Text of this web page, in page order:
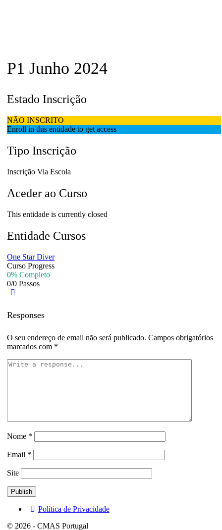
P1 Junho 2024
Estado Inscrição
NÃO INSCRITO
Enroll in this entidade to get access
Tipo Inscrição
Inscrição Via Escola
Aceder ao Curso
This entidade is currently closed
Entidade Cursos
One Star Diver
Curso Progress
0% Completo
0/0 Passos
Responses
O seu endereço de email não será publicado. Campos obrigatórios
marcados com *
Nome *
Email *
Site
Política de Privacidade
© 2026 - CMAS Portugal